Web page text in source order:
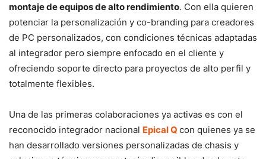
montaje de equipos de alto rendimiento. Con ella quieren
potenciar la personalización y co-branding para creadores
de PC personalizados, con condiciones técnicas adaptadas
al integrador pero siempre enfocado en el cliente y
ofreciendo soporte directo para proyectos de alto perfil y
totalmente flexibles.
Una de las primeras colaboraciones ya activas es con el
reconocido integrador nacional Epical Q con quienes ya se
han desarrollado versiones personalizadas de chasis y